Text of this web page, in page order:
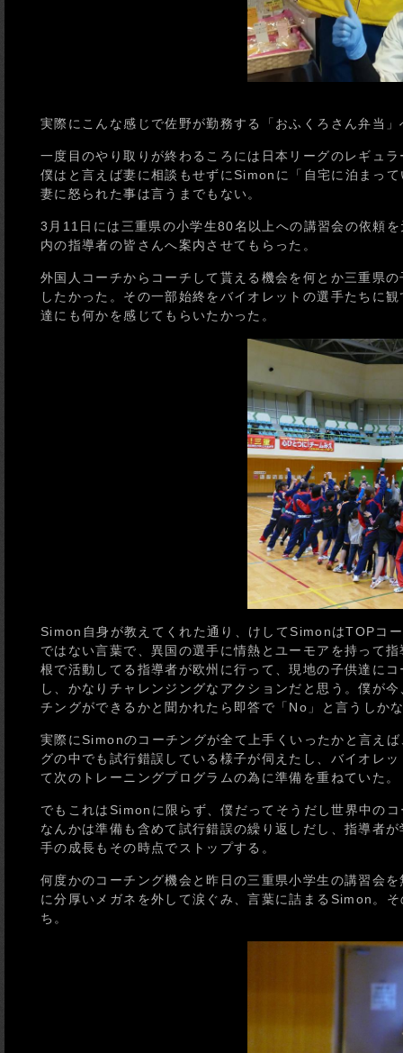
実際にこんな感じで佐野が勤務する「おふくろさん弁当
一度目のやり取りが終わるころには日本リーグのレギュ
僕はと言えば妻に相談もせずにSimonに「自宅に泊まっ
妻に怒られた事は言うまでもない。
3月11日には三重県の小学生80名以上への講習会の依頼
内の指導者の皆さんへ案内させてもらった。
外国人コーチからコーチして貰える機会を何とか三重県
したかった。その一部始終をバイオレットの選手たちに
達にも何かを感じてもらいたかった。
Simon自身が教えてくれた通り、けしてSimonはTOPコ
ではない言葉で、異国の選手に情熱とユーモアを持って
根で活動してる指導者が欧州に行って、現地の子供達に
し、かなりチャレンジングなアクションだと思う。僕が
チングができるかと聞かれたら即答で「No」と言うしか
実際にSimonのコーチングが全て上手くいったかと言え
グの中でも試行錯誤している様子が伺えたし、バイオレ
て次のトレーニングプログラムの為に準備を重ねていた。
でもこれはSimonに限らず、僕だってそうだし世界中の
なんかは準備も含めて試行錯誤の繰り返しだし、指導者
手の成長もその時点でストップする。
何度かのコーチング機会と昨日の三重県小学生の講習会
に分厚いメガネを外して涙ぐみ、言葉に詰まるSimon。
ち。